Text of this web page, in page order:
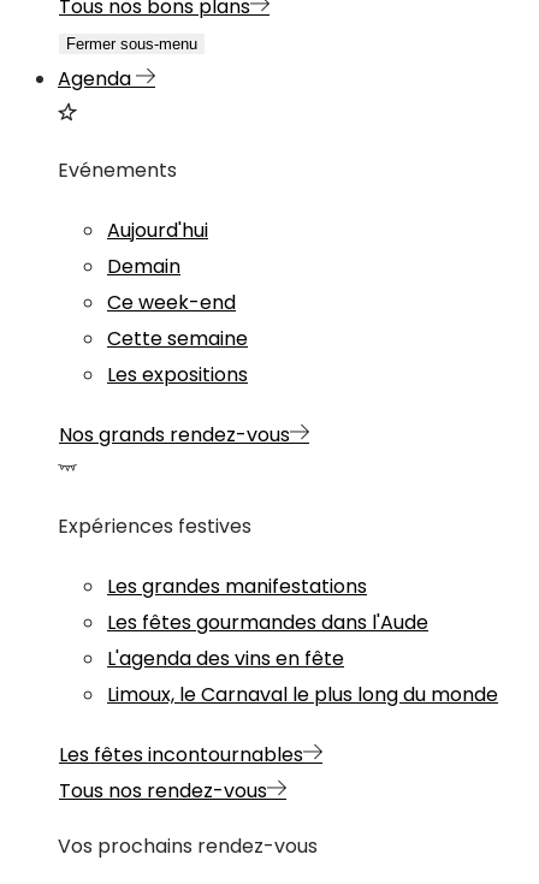
Tous nos bons plans
Fermer sous-menu
Agenda
Evénements
Aujourd'hui
Demain
Ce week-end
Cette semaine
Les expositions
Nos grands rendez-vous
Expériences festives
Les grandes manifestations
Les fêtes gourmandes dans l'Aude
L'agenda des vins en fête
Limoux, le Carnaval le plus long du monde
Les fêtes incontournables
Tous nos rendez-vous
Vos prochains rendez-vous